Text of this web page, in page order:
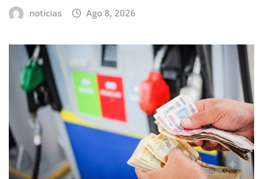
noticias Ago 8, 2026